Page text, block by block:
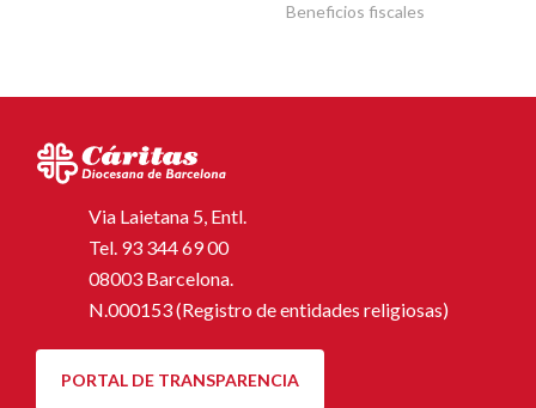
Beneficios fiscales
Via Laietana 5, Entl.
Tel. 93 344 69 00
08003 Barcelona.
N.000153 (Registro de entidades religiosas)
PORTAL DE TRANSPARENCIA